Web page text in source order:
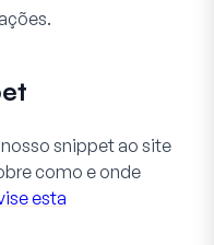
snippet ao site
como e onde
esta